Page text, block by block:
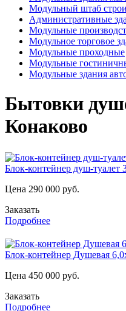
Модульный штаб
Административные
Модульные
Модульное торговое
Модульные проходные
Модульные
Модульные здания
Бытовки
Конаково
Блок-контейнер душ-туалет
Цена 290 000 руб.
Заказать
Подробнее
Блок-контейнер Душевая
Цена 450 000 руб.
Заказать
Подробнее